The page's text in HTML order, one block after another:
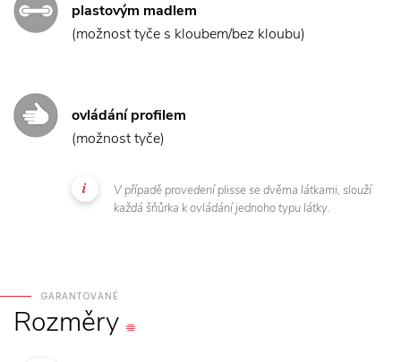
plastovým madlem
(možnost tyče s kloubem/bez kloubu)
ovládání profilem
(možnost tyče)
V případě provedení plisse se dvěma látkami, slouží
každá šňůrka k ovládání jednoho typu látky.
GARANTOVANÉ
Rozměry